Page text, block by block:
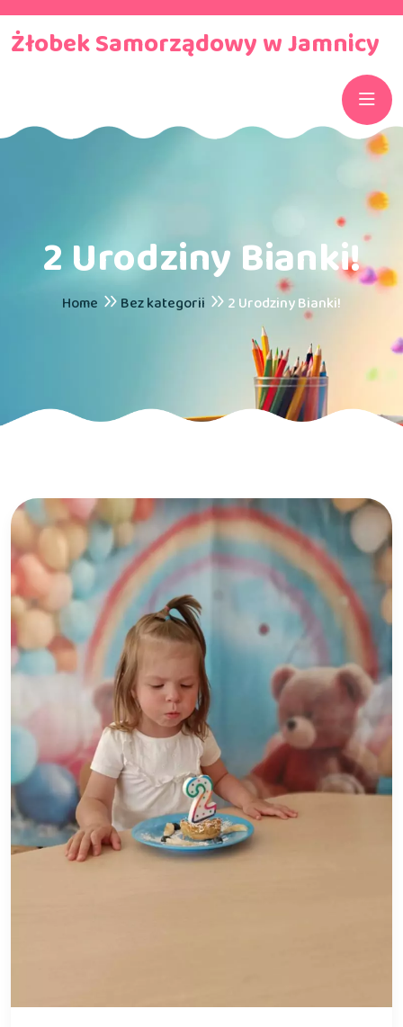
Żłobek Samorządowy w Jamnicy
2 Urodziny Bianki!
Home Bez kategorii 2 Urodziny Bianki!